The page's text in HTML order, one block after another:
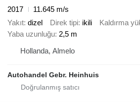
2017
11.645 m/s
Yakıt dizel Direk tipi ikili Kaldırma
Yaba uzunluğu 2,5 m
Hollanda, Almelo
Autohandel Gebr. Heinhuis